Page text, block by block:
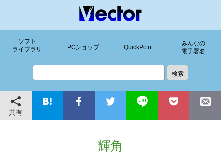
ソフト
ライブラリ
PCショップ QuickPoint
みんなの
電子署名
共有
輝角